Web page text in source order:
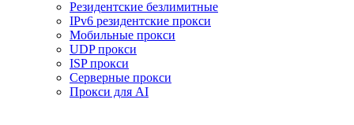
Резидентские безлимитные
IPv6 резидентские прокси
Мобильные прокси
UDP прокси
ISP прокси
Серверные прокси
Прокси для AI